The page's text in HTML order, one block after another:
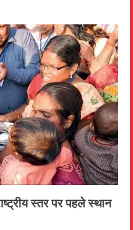
स्तर पर पहले स्थान